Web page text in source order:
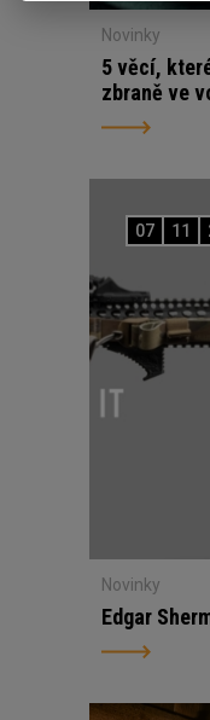
Novinky
5 věcí,
zbraně ve
07 11
Novinky
Edgar